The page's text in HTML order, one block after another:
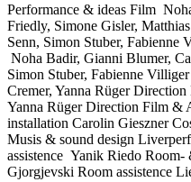
Performance & ideas Film
Friedly, Simone Gisler,
Senn, Simon Stuber, Fabienne
Noha Badir, Gianni Blumer,
Simon Stuber, Fabienne Villiger
Cremer, Yanna RügerDirection
Yanna RügerDirection Film &
installation Carolin Gieszner
Musis & sound design
assistence Yanik Riedo Room-
Gjorgjevski Room assistence